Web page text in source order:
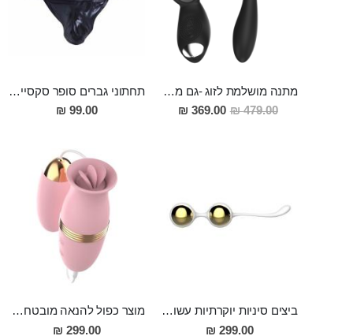
מתנה מושלמת לזוג -גם מענג פרוסטטה חזק מסיליקון רפואי למתחילים וגם טבעת רטט נטענת שהיא גם השלט האל חוטי מסיליקון רפואי עם 10 מצבי רטט
479.00 ₪
מחיר
מבצע
369.00 ₪
תחתוני גברים סופר סקסיים פתוחים מאחור FREESIA
99.00 ₪
ביצים סיניות יוקרתיות עשויות אלומיניום מצופה סיליקון לאורגזמות חזקות ועמוקות יותר "Nalone Yany Kegal Balls"
299.00 ₪
מוצר כפול להנאה מובטחת גם ביצת רטט חזקה מסיליקון רפואי וגם ויברטור לשון לגירוי עדין וממוקד של הדגדגן LILO
299.00 ₪